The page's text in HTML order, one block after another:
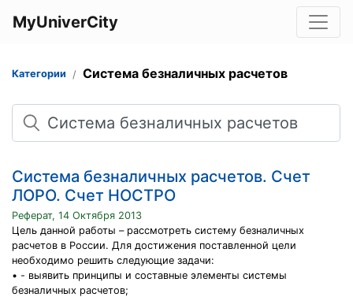
MyUniverCity
Категории Система безналичных расчетов
Поиск
Система безналичных расчетов. Счет
ЛОРО. Счет НОСТРО
Реферат, 14 Октября 2013
Цель данной работы – рассмотреть систему безналичных
расчетов в России. Для достижения поставленной цели
необходимо решить следующие задачи:
• - выявить принципы и составные элементы системы
безналичных расчетов;